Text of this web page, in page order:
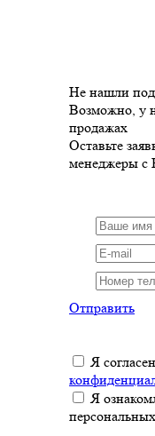
Не нашли
Возможно, у
продажах
Оставьте
менеджеры с
Отправить
Я
Я